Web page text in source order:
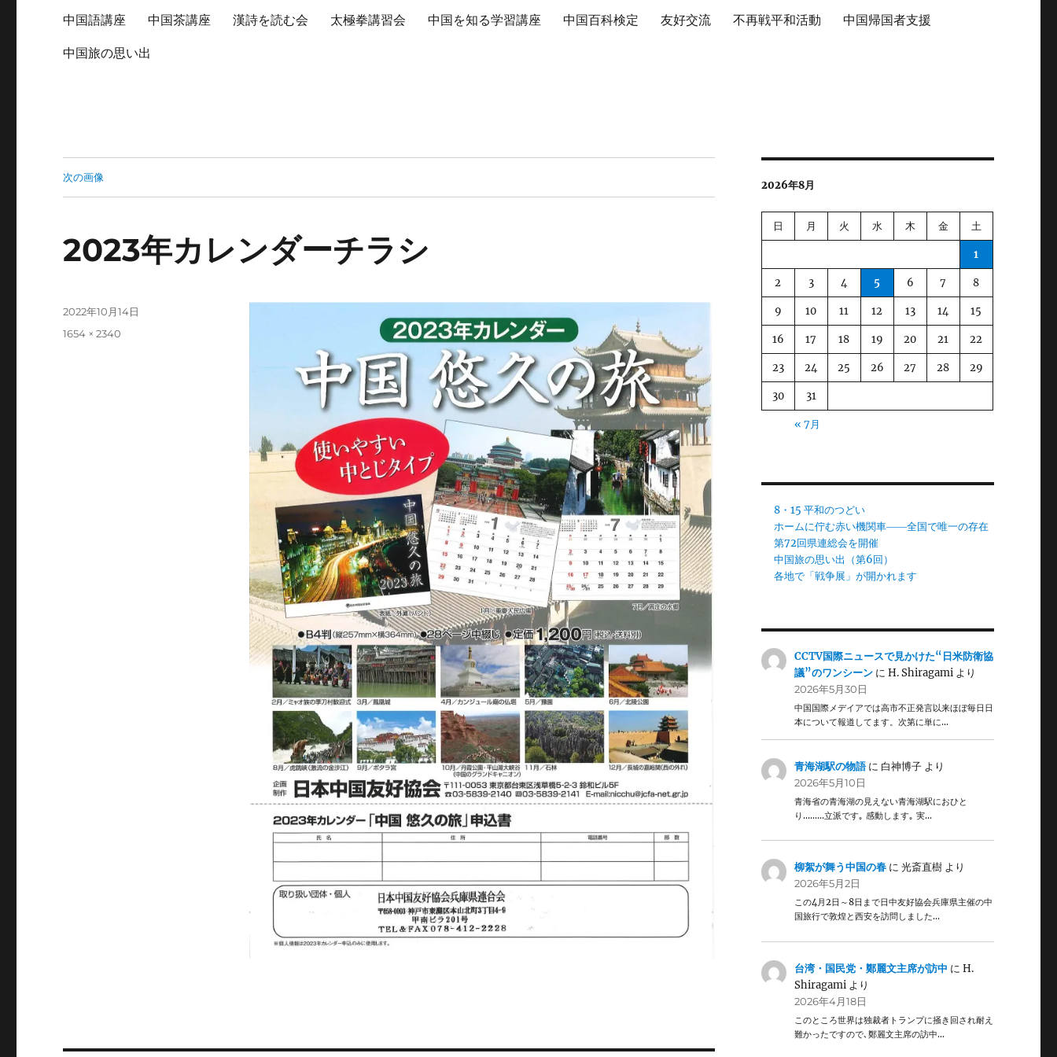
中国語講座 中国茶講座 漢詩を読む会 太極拳講習会 中国を知る学習講座 中国百科検定 友好交流 不再戦平和活動 中国帰国者支援
中国旅の思い出
次の画像
2023年カレンダーチラシ
投
2022年10月14日
フ
1654 × 2340
2026年8月
日 月 火 水 木 金 土
1
2 3 4 5 6 7 8
9 10 11 12 13 14 15
16 17 18 19 20 21 22
23 24 25 26 27 28 29
30 31
« 7月
8・15 平和のつどい
ホームに佇む赤い機関車――全国で唯一の存在
第72回県連総会を開催
中国旅の思い出（第6回）
各地で「戦争展」が開かれます
CCTV国際ニュースで見かけた“日米防衛協
議”のワンシーン にH. Shiragami より
2026年5月30日
中国国際メデイアでは高市不正発言以来ほぼ毎日日
本について報道してます。次第に単に…
青海湖駅の物語に 白神博子 より
2026年5月10日
青海省の青海湖の見えない青海湖駅におひと
り………立派です｡ 感動します｡ 実…
柳絮が舞う中国の春 に光斎直樹 より
2026年5月2日
この4月2日～8日まで日中友好協会兵庫県主催の中
国旅行で敦煌と西安を訪問しました…
台湾・国民党・鄭麗文主席が訪中 にH.
Shiragami より
2026年4月18日
このところ世界は独裁者トランプに掻き回され耐え
難かったですので､鄭麗文主席の訪中…